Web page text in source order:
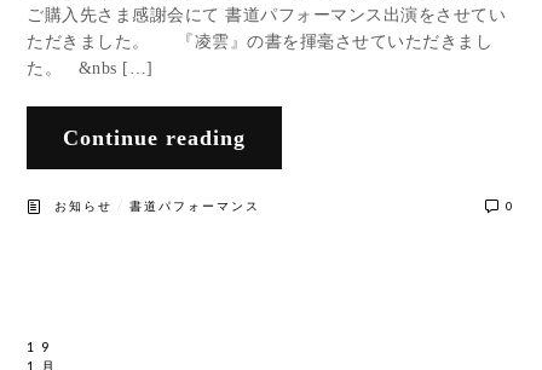
ご購入先さま感謝会にて 書道パフォーマンス出演をさせてい
ただきました。 『凌雲』の書を揮毫させていただきまし
た。 &nbs […]
Continue reading
お知らせ /書道パフォーマンス 0
19
1月